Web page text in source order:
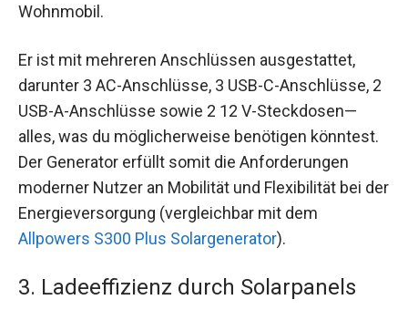
Wohnmobil.
Er ist mit mehreren Anschlüssen ausgestattet,
darunter 3 AC-Anschlüsse, 3 USB-C-Anschlüsse, 2
USB-A-Anschlüsse sowie 2 12 V-Steckdosen—
alles, was du möglicherweise benötigen könntest.
Der Generator erfüllt somit die Anforderungen
moderner Nutzer an Mobilität und Flexibilität bei der
Energieversorgung (vergleichbar mit dem
Allpowers S300 Plus Solargenerator).
3. Ladeeffizienz durch Solarpanels